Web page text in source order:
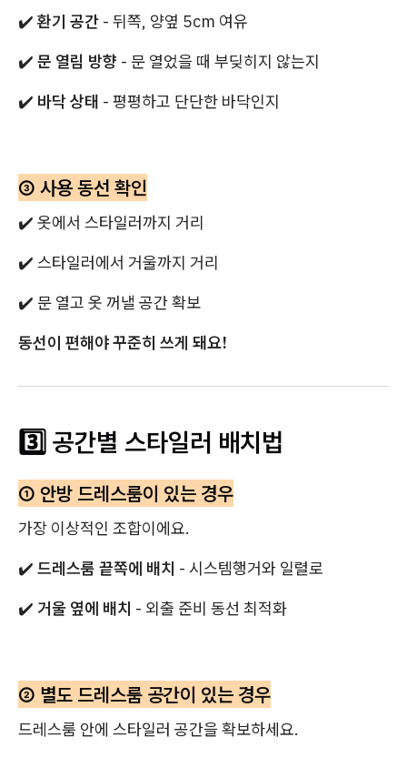
✔️ 환기 공간 - 뒤쪽, 양옆 5cm 여유
✔️ 문 열림 방향 - 문 열었을 때 부딪히지 않는지
✔️ 바닥 상태 - 평평하고 단단한 바닥인지
③ 사용 동선 확인
✔️ 옷에서 스타일러까지 거리
✔️ 스타일러에서 거울까지 거리
✔️ 문 열고 옷 꺼낼 공간 확보
동선이 편해야 꾸준히 쓰게 돼요!
3️⃣ 공간별 스타일러 배치법
① 안방 드레스룸이 있는 경우
가장 이상적인 조합이에요.
✔️ 드레스룸 끝쪽에 배치 - 시스템행거와 일렬로
✔️ 거울 옆에 배치 - 외출 준비 동선 최적화
② 별도 드레스룸 공간이 있는 경우
드레스룸 안에 스타일러 공간을 확보하세요.